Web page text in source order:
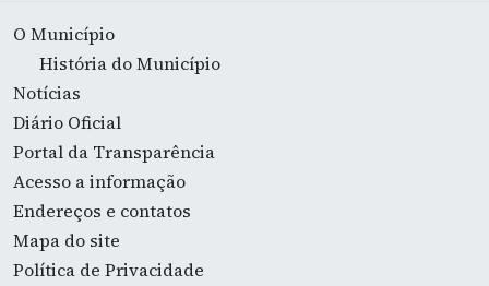
O Município
História do Município
Notícias
Diário Oficial
Portal da Transparência
Acesso a informação
Endereços e contatos
Mapa do site
Política de Privacidade